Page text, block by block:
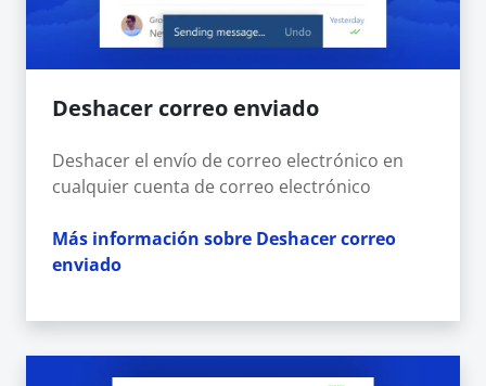
Deshacer correo enviado
Deshacer el envío de correo electrónico en
cualquier cuenta de correo electrónico
Más información sobre Deshacer correo
enviado